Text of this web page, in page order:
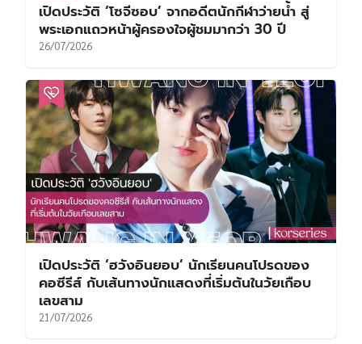
เปิดประวัติ ‘โซจีซอบ’ จากอดีตนักกีฬาว่ายน้ำ สู่
พระเอกแถวหน้าผู้ครองใจผู้ชมมากว่า 30 ปี
26/07/2026
เปิดประวัติ ‘ฮวังอินยอบ’ นักเรียนคนโปรดของ
คอซีรีส์ กับเส้นทางนักแสดงที่เริ่มต้นในวัยเกือบ
เลขสาม
21/07/2026